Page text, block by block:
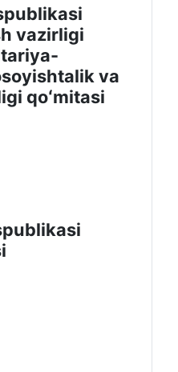
vazirligi
va
qoʻmitasi